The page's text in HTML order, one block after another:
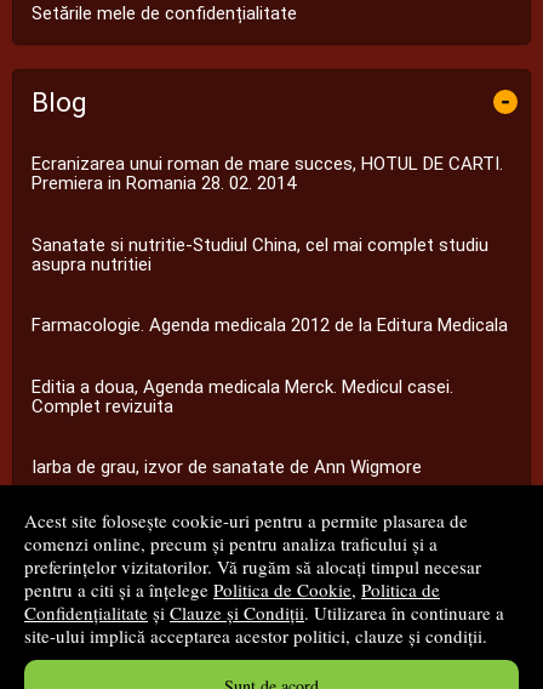
Acest site folosește cookie-uri pentru a permite plasarea de
comenzi online, precum și pentru analiza traficului și a
preferințelor vizitatorilor. Vă rugăm să alocați timpul necesar
pentru a citi și a înțelege Politica de Cookie, Politica de
Confidențialitate și Clauze și Condiții. Utilizarea în continuare a
site-ului implică acceptarea acestor politici, clauze și condiții.
Setările mele de confidențialitate
Blog -
Ecranizarea unui roman de mare succes, HOTUL DE CARTI.
Premiera in Romania 28. 02. 2014
Sanatate si nutritie-Studiul China, cel mai complet studiu
asupra nutritiei
Farmacologie. Agenda medicala 2012 de la Editura Medicala
Editia a doua, Agenda medicala Merck. Medicul casei.
Complet revizuita
Iarba de grau, izvor de sanatate de Ann Wigmore
...toate știrile
© 2008 - 2026S.C. M.G. Net Distribution S.R.L.
Magazin onlinecreat deVital Soft